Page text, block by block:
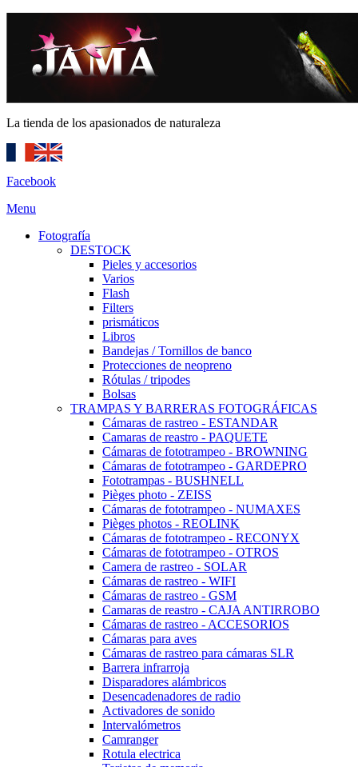
La tienda de los apasionados de naturaleza
Facebook
Menu
Fotografía
DESTOCK
Pieles y accesorios
Varios
Flash
Filters
prismáticos
Libros
Bandejas / Tornillos de banco
Protecciones de neopreno
Rótulas / tripodes
Bolsas
TRAMPAS Y BARRERAS FOTOGRÁFICAS
Cámaras de rastreo - ESTANDAR
Camaras de reastro - PAQUETE
Cámaras de fototrampeo - BROWNING
Cámaras de fototrampeo - GARDEPRO
Fototrampas - BUSHNELL
Pièges photo - ZEISS
Cámaras de fototrampeo - NUMAXES
Pièges photos - REOLINK
Cámaras de fototrampeo - RECONYX
Cámaras de fototrampeo - OTROS
Camera de rastreo - SOLAR
Cámaras de rastreo - WIFI
Cámaras de rastreo - GSM
Camaras de reastro - CAJA ANTIRROBO
Cámaras de rastreo - ACCESORIOS
Cámaras para aves
Cámaras de rastreo para cámaras SLR
Barrera infrarroja
Disparadores alámbricos
Desencadenadores de radio
Activadores de sonido
Intervalómetros
Camranger
Rotula electrica